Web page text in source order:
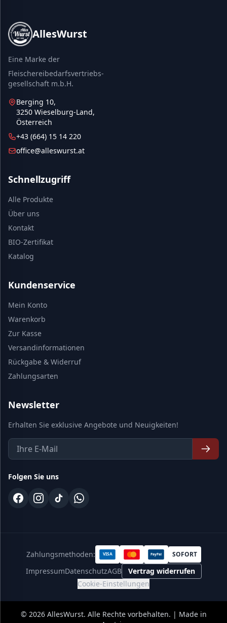
AllesWurst
Eine Marke der
Fleischereibedarfsvertriebs-
gesellschaft m.b.H.
Berging 10,
3250 Wieselburg-Land,
Österreich
+43 (664) 15 14 220
office@alleswurst.at
Schnellzugriff
Alle Produkte
Über uns
Kontakt
BIO-Zertifikat
Katalog
Kundenservice
Mein Konto
Warenkorb
Zur Kasse
Versandinformationen
Rückgabe & Widerruf
Zahlungsarten
Newsletter
Erhalten Sie exklusive Angebote und Neuigkeiten!
Folgen Sie uns
Zahlungsmethoden: VISA PayPal SOFORT
ImpressumDatenschutzAGB
Vertrag widerrufen
Cookie-Einstellungen
© 2026AllesWurst. Alle Rechte vorbehalten. | Made in